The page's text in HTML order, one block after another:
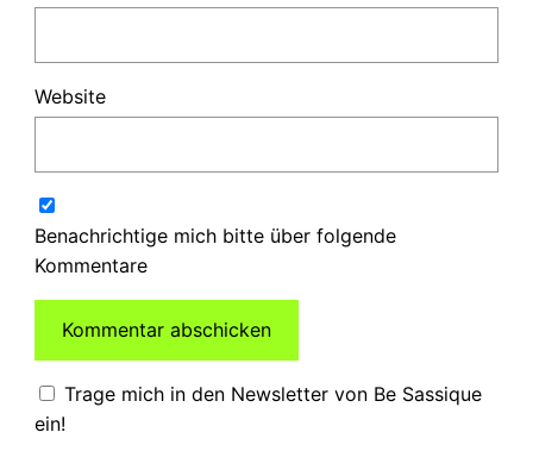
Website
Benachrichtige mich bitte über folgende
Kommentare
Trage mich in den Newsletter von Be Sassique
ein!